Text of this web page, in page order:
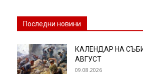
Последни новини
КАЛЕНДАР НА
АВГУСТ
09.08.2026